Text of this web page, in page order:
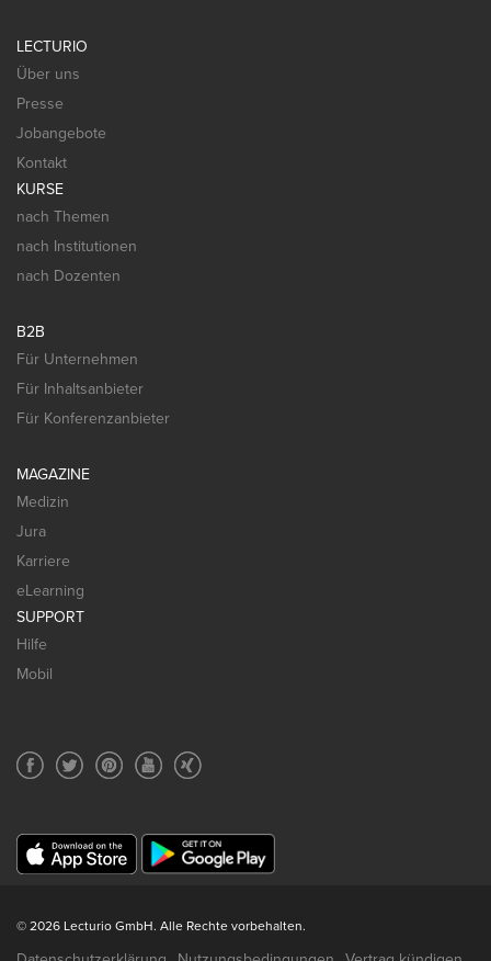
LECTURIO
Über uns
Presse
Jobangebote
Kontakt
KURSE
nach Themen
nach Institutionen
nach Dozenten
B2B
Für Unternehmen
Für Inhaltsanbieter
Für Konferenzanbieter
MAGAZINE
Medizin
Jura
Karriere
eLearning
SUPPORT
Hilfe
Mobil
© 2026 Lecturio GmbH. Alle Rechte vorbehalten.